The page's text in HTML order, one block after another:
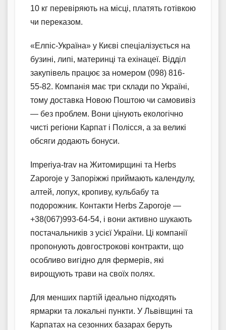
10 кг перевіряють на місці, платять готівкою
чи переказом.
«Елпіс-Україна» у Києві спеціалізується на
бузині, липі, материнці та ехінацеї. Відділ
закупівель працює за номером (098) 816-
55-82. Компанія має три склади по Україні,
тому доставка Новою Поштою чи самовивіз
— без проблем. Вони цінують екологічно
чисті регіони Карпат і Полісся, а за великі
обсяги додають бонуси.
Imperiya-trav на Житомирщині та Herbs
Zaporoje у Запоріжжі приймають календулу,
алтей, лопух, кропиву, кульбабу та
подорожник. Контакти Herbs Zaporoje —
+38(067)993-64-54, і вони активно шукають
постачальників з усієї України. Ці компанії
пропонують довгострокові контракти, що
особливо вигідно для фермерів, які
вирощують трави на своїх полях.
Для менших партій ідеально підходять
ярмарки та локальні пункти. У Львівщині та
Карпатах на сезонних базарах беруть